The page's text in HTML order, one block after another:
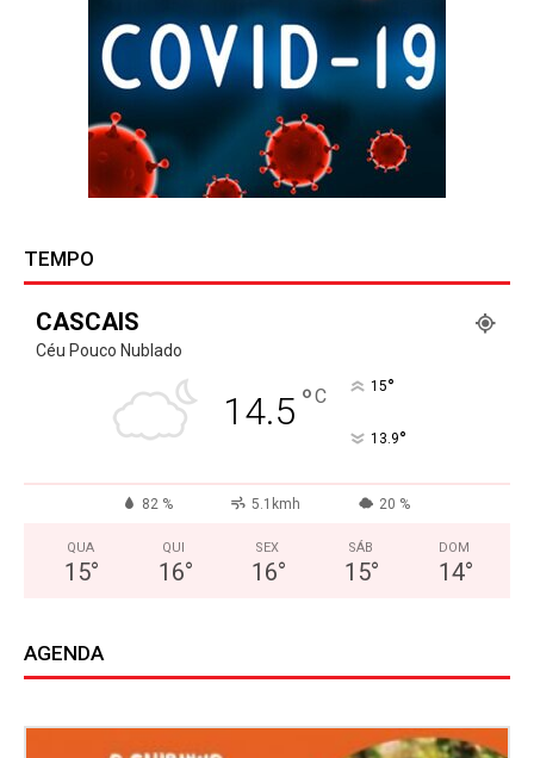
TEMPO
CASCAIS
Céu Pouco Nublado
14.5 °C 15°
13.9°
82 % 5.1kmh 20 %
QUA
15°
QUI
16°
SEX
16°
SÁB
15°
DOM
14°
AGENDA